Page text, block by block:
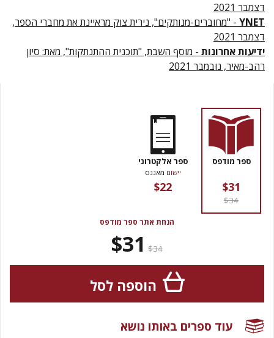
דצמבר 2021
YNET - "מחוברים-מנותקים", נירית צוק מראיינת את מחברי הספר,
דצמבר 2021
ידיעות אחרונות - מוסף השבת, "תוכנית ההתנתקות", מאת: סיון
רהב-מאיר, נובמבר 2021
ספר מודפס
$31
$34
ספר אלקטרוני
יישום מאגנס
$22
הנחת אתר ספר מודפס
$34
$31
הוספה לסל
עוד ספרים באותו נושא